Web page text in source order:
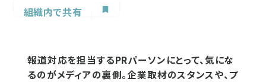
組織内で共有
報道対応を担当するPRパーソンにとって、気にな
るのがメディアの裏側。企業取材のスタンスや、プ